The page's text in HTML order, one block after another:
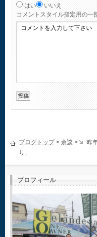
はい
いいえ
コメント スタイル指定用の一
ブログトップ> 余談 >
昨
り」
プロフィール